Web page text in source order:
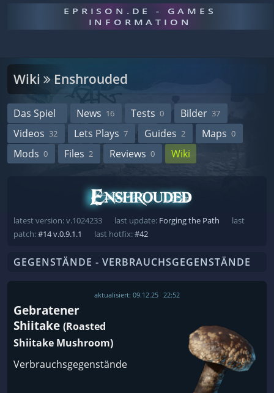
EPRISON.DE - GAMES
INFORMATION
Wiki Enshrouded
Das Spiel News 16 Tests 0 Bilder 37
Videos 32 Lets Plays 7 Guides 2 Maps 0
Mods 0 Files 2 Reviews 0 Wiki
latest version: v.1024233 last update: Forging the Path
last
patch:#14 v.0.9.1.1 last hotfix:#42
GEGENSTÄNDE - VERBRAUCHSGEGENSTÄNDE
aktualisiert: 09.12.25 22:52
Gebratener
Shiitake (Roasted
Shiitake Mushroom)
Verbrauchsgegenstände